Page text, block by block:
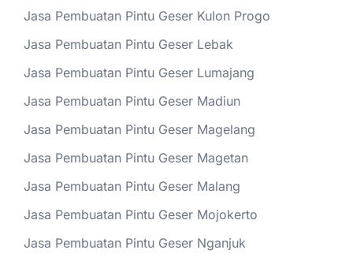
Jasa Pembuatan Pintu Geser Kulon Progo
Jasa Pembuatan Pintu Geser Lebak
Jasa Pembuatan Pintu Geser Lumajang
Jasa Pembuatan Pintu Geser Madiun
Jasa Pembuatan Pintu Geser Magelang
Jasa Pembuatan Pintu Geser Magetan
Jasa Pembuatan Pintu Geser Malang
Jasa Pembuatan Pintu Geser Mojokerto
Jasa Pembuatan Pintu Geser Nganjuk